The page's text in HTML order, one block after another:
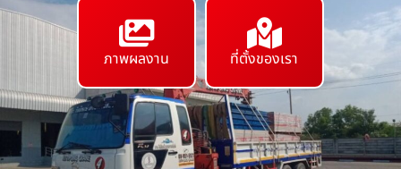
ภาพผลงาน ที่ตั้งของเรา